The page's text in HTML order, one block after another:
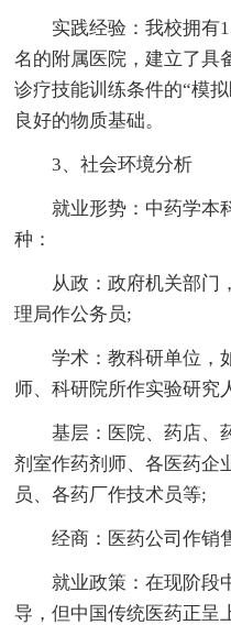
实践经验：我校拥有
名的附属医院，建立了具
诊疗技能训练条件的“模
良好的物质基础。
3、社会环境分析
就业形势：中药学本
种：
从政：政府机关部门
理局作公务员;
学术：教科研单位，
师、科研院所作实验研究
基层：医院、药店、
剂室作药剂师、各医药企
员、各药厂作技术员等;
经商：医药公司作销
就业政策：在现阶段
导，但中国传统医药正呈